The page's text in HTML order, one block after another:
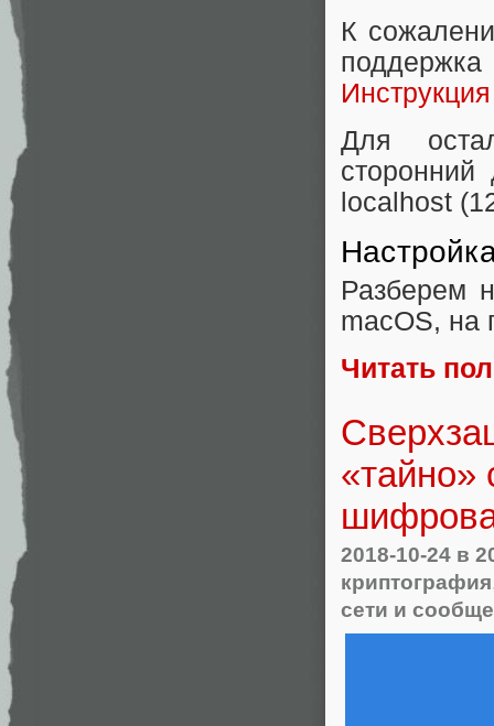
К
поддержка
Для
localhost
Разберем
macOS, на
Читать
«тайно»
2018-10-24 в
криптография
сети и